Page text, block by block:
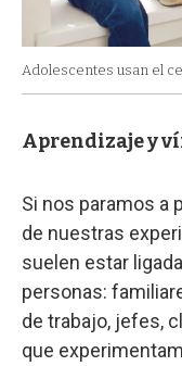
Adolescentes usan el
Aprendizaje y
Si nos paramos a
de nuestras
suelen estar
personas:
de trabajo, jefes,
que